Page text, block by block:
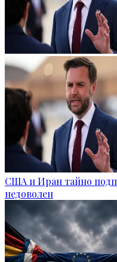
США и Иран тайно
недоволен